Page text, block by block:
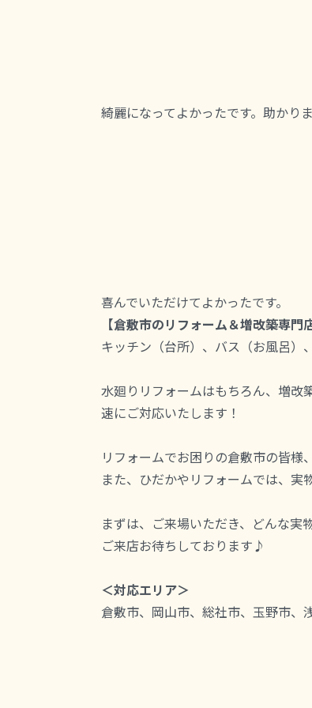
綺麗になってよかったです。助かりま
喜んでいただけてよかったです。
【倉敷市のリフォーム＆増改築専門
キッチン（台所）、バス（お風呂）
水廻りリフォームはもちろん、増改
速にご対応いたします！
リフォームでお困りの倉敷市の皆様
また、ひだかやリフォームでは、
まずは、ご来場いただき、どんな実
ご来店お待ちしております♪
＜対応エリア＞
倉敷市、岡山市、総社市、玉野市、